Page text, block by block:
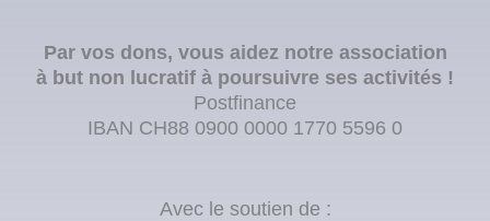
Par vos dons, vous aidez notre association
à but non lucratif à poursuivre ses activités !
Postfinance
IBAN CH88 0900 0000 1770 5596 0
Avec le soutien de :